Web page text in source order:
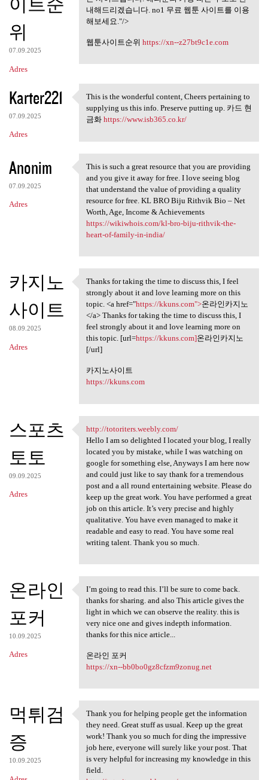
위
07.09.2025
Adres
내해드리겠습니다. no1 무료 웹툰 사이트를 이용
해보세요."/>
웹툰사이트순위 https://xn--z27bt9c1e.com
Karter221
07.09.2025
Adres
This is the wonderful content
This is the wonderful content, Cheers pertaining to
supplying us this info. Preserve putting up. 카드 현
금화 https://www.isb365.co.kr/
Anonim
07.09.2025
Adres
This is such a great resource
This is such a great resource that you are providing
and you give it away for free. I love seeing blog
that understand the value of providing a quality
resource for free. KL BRO Biju Rithvik Bio – Net
Worth, Age, Income & Achievements
https://wikiwhois.com/kl-bro-biju-rithvik-the-
heart-of-family-in-india/
카지노
사이트
08.09.2025
Adres
Thanks for taking the time to
Thanks for taking the time to discuss this, I feel
strongly about it and love learning more on this
topic. <a href="https://kkuns.com">온라인카지노
</a> Thanks for taking the time to discuss this, I
feel strongly about it and love learning more on
this topic. [url=https://kkuns.com]온라인카지노
[/url]
카지노사이트
https://kkuns.com
스포츠
토토
09.09.2025
Adres
http://totoriters.weebly.com/
http://totoriters.weebly.com/
Hello I am so delighted I located your blog, I really
located you by mistake, while I was watching on
google for something else, Anyways I am here now
and could just like to say thank for a tremendous
post and a all round entertaining website. Please do
keep up the great work. You have performed a great
job on this article. It’s very precise and highly
qualitative. You have even managed to make it
readable and easy to read. You have some real
writing talent. Thank you so much.
온라인
포커
10.09.2025
Adres
I’m going to read this. I’ll
I’m going to read this. I’ll be sure to come back.
thanks for sharing. and also This article gives the
light in which we can observe the reality. this is
very nice one and gives indepth information.
thanks for this nice article...
온라인 포커
https://xn--bb0bo0gz8cfzm9zonug.net
먹튀검
증
10.09.2025
Thank you for helping people
Thank you for helping people get the information
they need. Great stuff as usual. Keep up the great
work! Thank you so much for ding the impressive
job here, everyone will surely like your post. That
is very helpful for increasing my knowledge in this
field.